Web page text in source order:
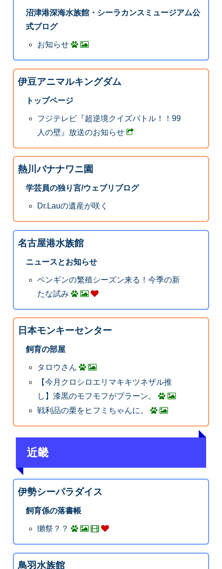
沼津港深海水族館・シーラカンスミュージアム公
式ブログ
お知らせ
伊豆アニマルキングダム
トップページ
フジテレビ『超逆境クイズバトル！！99
人の壁』放送のお知らせ
熱川バナナワニ園
学芸員の独り言/ウェブリブログ
Dr.Lauの遺産が咲く
名古屋港水族館
ニュースとお知らせ
ペンギンの繁殖シーズン来る！今季の新
たな試み
日本モンキーセンター
飼育の部屋
タロウさん
【今月クロシロエリマキキツネザル推
し】漆黒のモフモフがプラーン。
戦利品の栗をヒフミちゃんに。
近畿
伊勢シーパラダイス
飼育係の落書帳
獺祭？？
鳥羽水族館